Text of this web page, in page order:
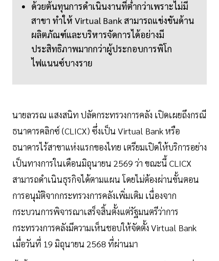
ด้วยต้นทุนการดำเนินงานที่ต่ำกว่าเพราะไม่มี
สาขา ทำให้ Virtual Bank สามารถแข่งขันด้าน
ผลิตภัณฑ์และบริหารจัดการได้อย่างมี
ประสิทธิภาพมากกว่าผู้ประกอบการพิโก
ไฟแนนซ์บางราย
นายลวรณ แสงสนิท ปลัดกระทรวงการคลัง เปิดเผยถึงกรณี
ธนาคารคลิกซ์ (CLICX) ซึ่งเป็น Virtual Bank หรือ
ธนาคารไร้สาขาแห่งแรกของไทย เตรียมเปิดให้บริการอย่าง
เป็นทางการในเดือนมิถุนายน 2569 ว่า ขณะนี้ CLICX
สามารถดำเนินธุรกิจได้ตามแผน โดยไม่ต้องผ่านขั้นตอน
การอนุมัติจากกระทรวงการคลังเพิ่มเติม เนื่องจาก
กระบวนการพิจารณาเสร็จสิ้นตั้งแต่รัฐมนตรีว่าการ
กระทรวงการคลังมีความเห็นชอบให้จัดตั้ง Virtual Bank
เมื่อวันที่ 19 มิถุนายน 2568 ที่ผ่านมา